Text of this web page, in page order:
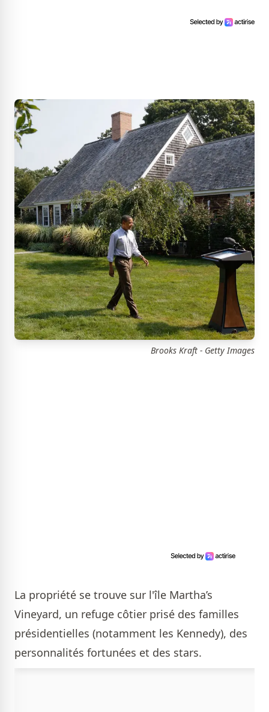
Brooks Kraft - Getty Images
La propriété se trouve sur l'île Martha’s
Vineyard, un refuge côtier prisé des familles
présidentielles (notamment les Kennedy), des
personnalités fortunées et des stars.